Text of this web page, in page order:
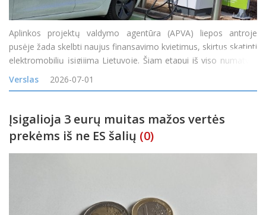
Aplinkos projektų valdymo agentūra (APVA) liepos antroje
pusėje žada skelbti naujus finansavimo kvietimus, skirtus skatinti
elektromobilių įsigijimą Lietuvoje. Šiam etapui iš viso numatyta
20 mln. eurų, iš kurių 12 mln. eurų bus skiriama gyventojų
elektromobiliams, o 8 mln. eurų
Verslas 2026-07-01
Įsigalioja 3 eurų muitas mažos vertės
prekėms iš ne ES šalių (0)